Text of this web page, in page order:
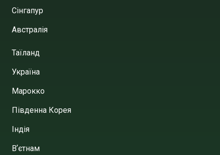
Сінгапур
Австралія
Таїланд
Україна
Марокко
Південна Корея
Індія
Вʼєтнам